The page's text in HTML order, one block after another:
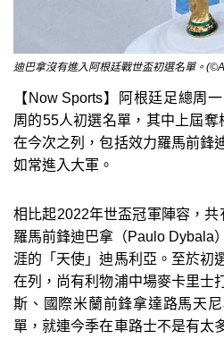
迪巴拿沒有進入阿根廷戰世盃初選名單。
【Now Sports】阿根廷足總周
周的55人初選名單，其中上屆
在今次之列，包括效力羅馬前鋒
如常進入大軍。
相比起2022年世盃冠軍陣容，
羅馬前鋒迪巴拿（Paulo Dybala
涯的「天使」迪馬利亞。至於初
在列，尚有利物浦中場麥卡里士
斯、國際米蘭前鋒拿達路馬天
單，就連今季在車路士不是有太